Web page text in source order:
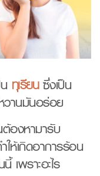
ทุเรียนซึ่งเป็น
วานมันอร่อย
องหามารับ
ให้เกิดอาการร้อน
เพราะอะไร